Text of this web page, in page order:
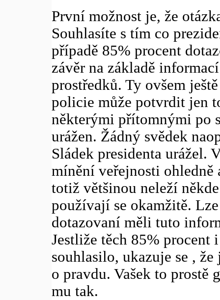
První možnost je, že
Souhlasíte s tím co
případě 85% procent
závěr na základě
prostředků. Ty ovšem
policie může potvrdit jen
některými přítomnými po
urážen. Žádný svědek
Sládek presidenta urážel.
mínění veřejnosti
totiž většinou neleží
používají se okamžitě.
dotazovaní měli tuto
Jestliže těch 85% procent
souhlasilo, ukazuje se ,
o pravdu. Vašek to prostě
mu tak.